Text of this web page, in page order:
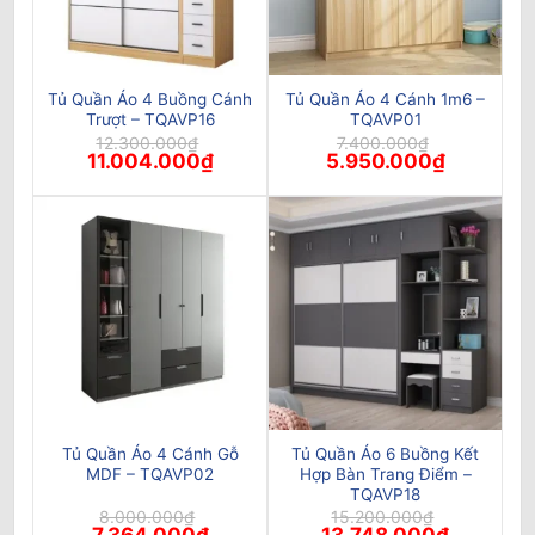
Tủ Quần Áo 4 Buồng Cánh
Trượt – TQAVP16
12.300.000₫
Giá
gốc
là:
11.004.000₫Giá
hiện
tại
11.004.000₫.
Tủ Quần Áo 4 Cánh 1m6 –
TQAVP01
7.400.000₫
Giá
gốc
là:
7.400.000₫.
5.950.000₫Giá
hiện
tại
là:
Tủ Quần Áo 4 Cánh Gỗ
MDF – TQAVP02
8.000.000₫
Tủ Quần Áo 6 Buồng Kết
Hợp Bàn Trang Điểm –
TQAVP18
15.200.000₫